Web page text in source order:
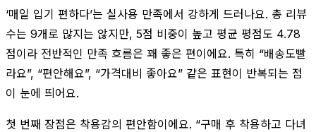
‘매일 입기 편하다’는 실사용 만족에서 강하게 드러나요. 총 리뷰
수는 9개로 많지는 않지만, 5점 비중이 높고 평균 평점도 4.78
점이라 전반적인 만족 흐름은 꽤 좋은 편이에요. 특히 “배송도빨
라요”, “편안해요”, “가격대비 좋아요” 같은 표현이 반복되는 점
이 눈에 띄어요.
첫 번째 장점은 착용감의 편안함이에요. “구매 후 착용하고 다녀